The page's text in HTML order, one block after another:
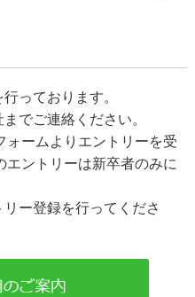
っております。
でご連絡ください。
ォームよりエントリーを受
エントリーは新卒者のみに
ー登録を行ってくださ